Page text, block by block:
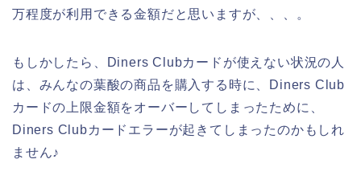
万程度が利用できる金額だと思いますが、、、。
もしかしたら、Diners Clubカードが使えない状況の人
は、みんなの葉酸の商品を購入する時に、Diners Club
カードの上限金額をオーバーしてしまったために、
Diners Clubカードエラーが起きてしまったのかもしれ
ません♪